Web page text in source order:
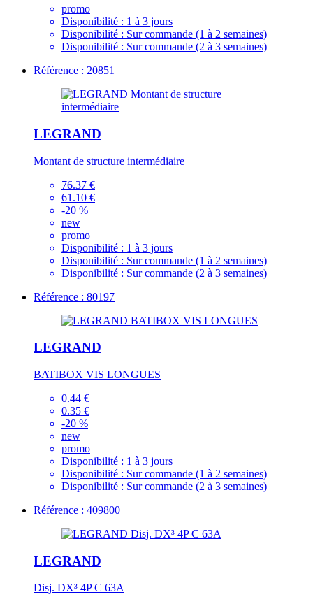
promo
Disponibilité : 1 à 3 jours
Disponibilité : Sur commande (1 à 2 semaines)
Disponibilité : Sur commande (2 à 3 semaines)
Référence : 20851
LEGRAND
Montant de structure intermédiaire
76.37 €
61.10 €
-20 %
new
promo
Disponibilité : 1 à 3 jours
Disponibilité : Sur commande (1 à 2 semaines)
Disponibilité : Sur commande (2 à 3 semaines)
Référence : 80197
LEGRAND
BATIBOX VIS LONGUES
0.44 €
0.35 €
-20 %
new
promo
Disponibilité : 1 à 3 jours
Disponibilité : Sur commande (1 à 2 semaines)
Disponibilité : Sur commande (2 à 3 semaines)
Référence : 409800
LEGRAND
Disj. DX³ 4P C 63A